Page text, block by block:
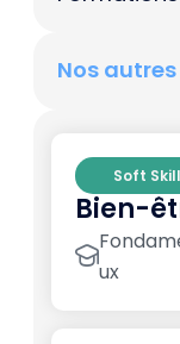
Nos
Soft
Bien-
ux